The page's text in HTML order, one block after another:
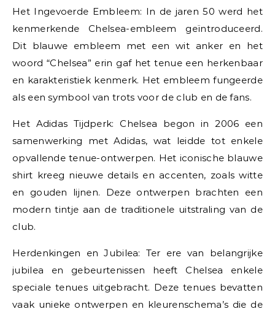
Het Ingevoerde Embleem: In de jaren 50 werd het
kenmerkende Chelsea-embleem geïntroduceerd.
Dit blauwe embleem met een wit anker en het
woord “Chelsea” erin gaf het tenue een herkenbaar
en karakteristiek kenmerk. Het embleem fungeerde
als een symbool van trots voor de club en de fans.
Het Adidas Tijdperk: Chelsea begon in 2006 een
samenwerking met Adidas, wat leidde tot enkele
opvallende tenue-ontwerpen. Het iconische blauwe
shirt kreeg nieuwe details en accenten, zoals witte
en gouden lijnen. Deze ontwerpen brachten een
modern tintje aan de traditionele uitstraling van de
club.
Herdenkingen en Jubilea: Ter ere van belangrijke
jubilea en gebeurtenissen heeft Chelsea enkele
speciale tenues uitgebracht. Deze tenues bevatten
vaak unieke ontwerpen en kleurenschema’s die de